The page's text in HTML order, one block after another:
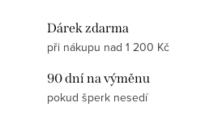
Dárek zdarma
při nákupu nad 1 200 Kč
90 dní na výměnu
pokud šperk nesedí